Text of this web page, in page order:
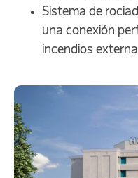
Sistema de
una conexión
incendios